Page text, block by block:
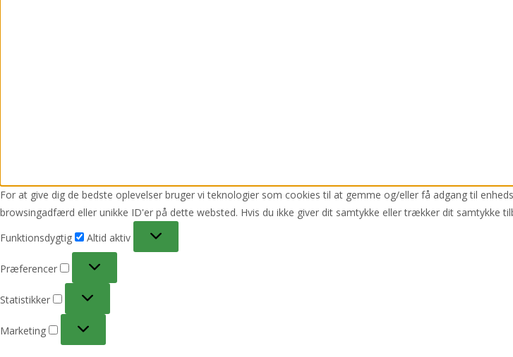
For at give dig de bedste oplevelser bruger vi teknologier som cookies til at gemme og/eller få adgang til
browsingadfærd eller unikke ID'er på dette websted. Hvis du ikke giver dit samtykke eller trækker dit samtykke
Funktionsdygtig
Funktionsdygtig
Altid aktiv
Præferencer
Præferencer
Statistikker
Statistikker
Marketing
Marketing